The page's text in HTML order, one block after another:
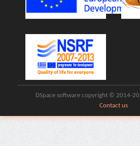
DSpace software copyright © 2014-
Contact us